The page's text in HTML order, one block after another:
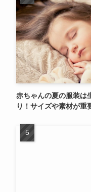
赤ちゃんの夏の服装は
り！サイズや素材が重